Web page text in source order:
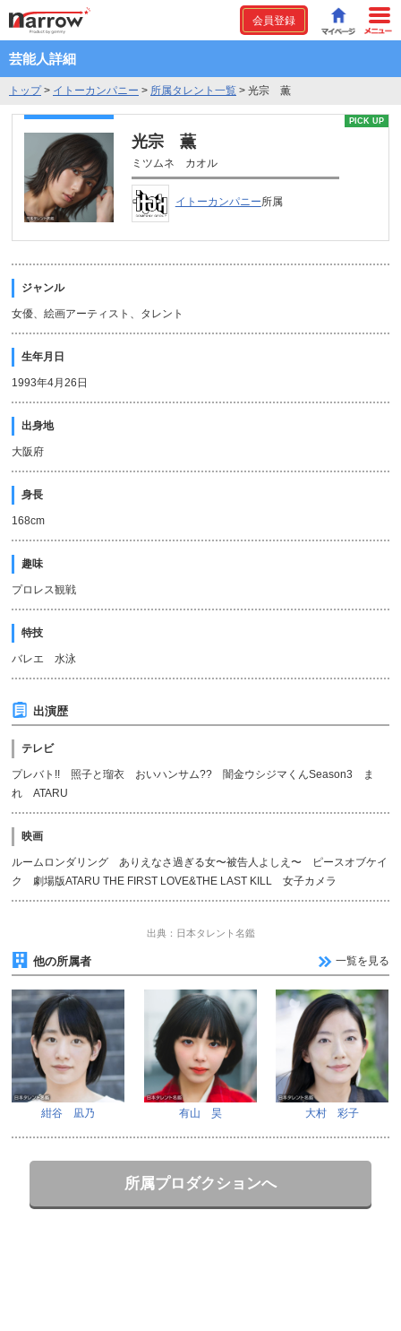
会員登録
芸能人詳細
トップ> イトーカンパニー > 所属タレント一覧 > 光宗 薫
PICK UP
光宗 薫
ミツムネ カオル
イトーカンパニー所属
ジャンル
女優、絵画アーティスト、タレント
生年月日
1993年4月26日
出身地
大阪府
身長
168cm
趣味
プロレス観戦
特技
バレエ 水泳
出演歴
テレビ
プレバト!! 照子と瑠衣 おいハンサム?? 闇金ウシジマくんSeason3 ま
れ ATARU
映画
ルームロンダリング ありえなさ過ぎる女〜被告人よしえ〜 ピースオブケイ
ク 劇場版ATARU THE FIRST LOVE&THE LAST KILL 女子カメラ
出典：日本タレント名鑑
他の所属者 一覧を見る
紺谷 凪乃 有山 昊 大村 彩子
所属プロダクションへ